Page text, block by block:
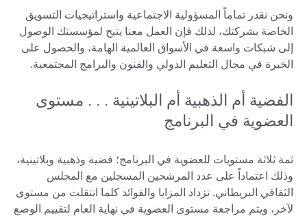
ونحن نقدر تماماً المسؤولية الاجتماعية واستراتيجيات التسويق
الخاصة بشركتك، لذلك فإن العمل معنا يتيح لمؤسستك الوصول
إلى شبكات واسعة في الأسواق العالمية الهامة، والحصول على
الخبرة في مجال التعليم الدولي والفنون والبرامج المجتمعية.
الفضية أم الذهبية أم البلاتينية . . . مستوى
العضوية في البرنامج
ثمة ثلاثة مستويات للعضوية في البرنامج؛ فضية وذهبية وبلاتينية،
وذلك اعتماداً على عدد المرشحين المسجلين مع المجلس
الثقافي البريطاني. تزداد المزايا والفوائد كلما انتقلت من مستوى
لآخر، ويتم مراجعة مستوى العضوية في نهاية العام لتقييم الوضع